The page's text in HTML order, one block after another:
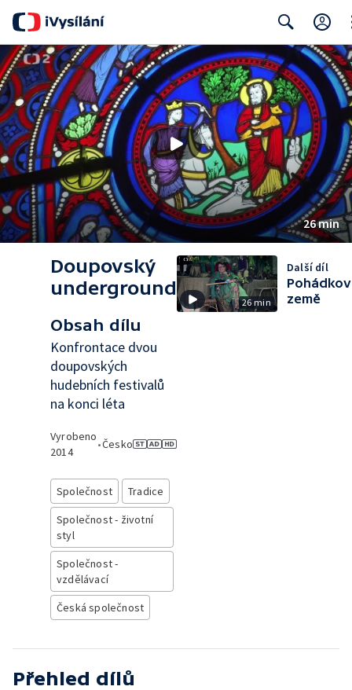
Search
26 min
Doupovský
underground
Obsah dílu
Konfrontace dvou
doupovských
hudebních festivalů
na konci léta
Vyrobeno
2014
•Česko
Společnost
Tradice
Společnost - životní
styl
Společnost -
vzdělávací
Česká společnost
26 min
Další díl
země
Přehled dílů